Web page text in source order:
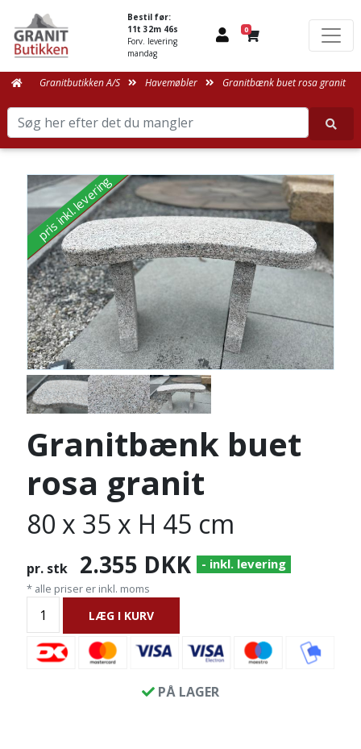
pris inkl. levering
Granitbænk buet
rosa granit
80 x 35 x H 45 cm
pr. stk 2.355 DKK - inkl. levering
* alle priser er inkl. moms
LÆG I KURV
PÅ LAGER
Bestil før:
11t 32m 46s
Forv. levering
mandag
0
Granitbutikken A/S Havemøbler Granitbænk buet rosa granit